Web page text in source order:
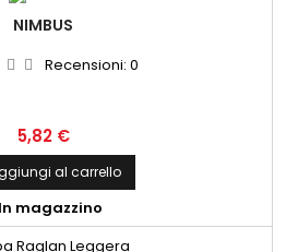
NIMBUS
Recensioni: 0
Prezzo
5,82 €
al carrello
In magazzino